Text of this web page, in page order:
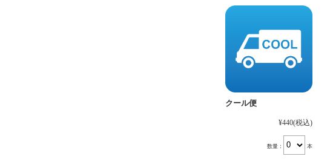
クール便
¥440(税込)
数量： 本